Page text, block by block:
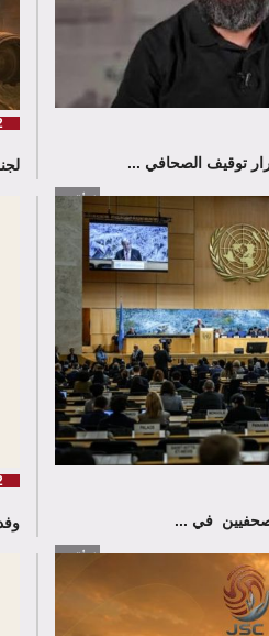
توقيف الصحافي ... لجنة
في ...